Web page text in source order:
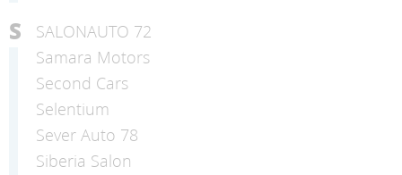
S
SALONAUTO 72
Samara Motors
Second Cars
Selentium
Sever Auto 78
Siberia Salon